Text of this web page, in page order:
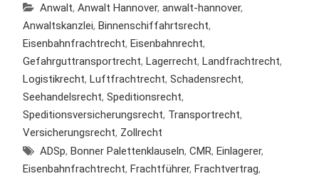
Anwalt, Anwalt Hannover, anwalt-hannover,
Anwaltskanzlei, Binnenschiffahrtsrecht,
Eisenbahnfrachtrecht, Eisenbahnrecht,
Gefahrguttransportrecht, Lagerrecht, Landfrachtrecht,
Logistikrecht, Luftfrachtrecht, Schadensrecht,
Seehandelsrecht, Speditionsrecht,
Speditionsversicherungsrecht, Transportrecht,
Versicherungsrecht, Zollrecht
ADSp, Bonner Palettenklauseln, CMR, Einlagerer,
Eisenbahnfrachtrecht, Frachtführer, Frachtvertrag,